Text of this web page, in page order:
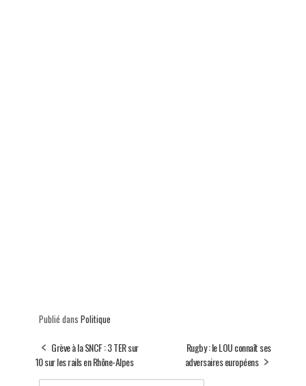
Publié dans Politique
Grève à la SNCF : 3 TER sur
10 sur les rails en Rhône-Alpes
Rugby : le LOU connaît ses
adversaires européens